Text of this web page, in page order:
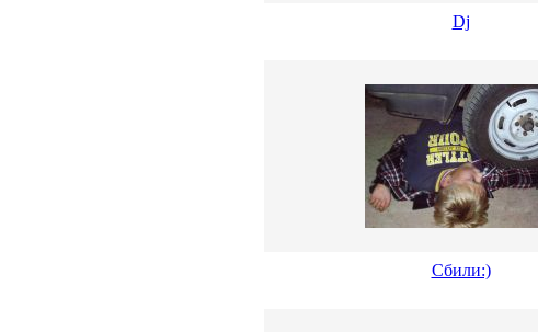
Dj
Сбили:)